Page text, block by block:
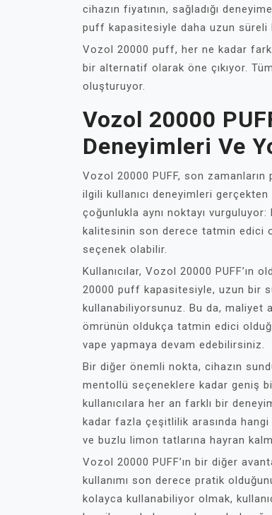
cihazın fiyatının, sağladığı
puff kapasitesiyle daha uzun süreli
Vozol 20000 puff, her ne kadar
bir alternatif olarak öne çıkıyor.
oluşturuyor.
Vozol 20000
Deneyimleri Ve
Vozol 20000 PUFF, son
ilgili kullanıcı deneyimleri
çoğunlukla aynı noktayı
kalitesinin son derece tatmin edici
seçenek olabilir.
Kullanıcılar, Vozol 20000
20000 puff kapasitesiyle, uzun bir
kullanabiliyorsunuz. Bu da, maliyet
ömrünün oldukça tatmin edici
vape yapmaya devam edebilirsiniz.
Bir diğer önemli nokta, cihazın
mentollü seçeneklere kadar geniş
kullanıcılara her an farklı bir
kadar fazla çeşitlilik arasında hangi
ve buzlu limon tatlarına hayran
Vozol 20000 PUFF’ın bir diğer
kullanımı son derece pratik
kolayca kullanabiliyor olmak,